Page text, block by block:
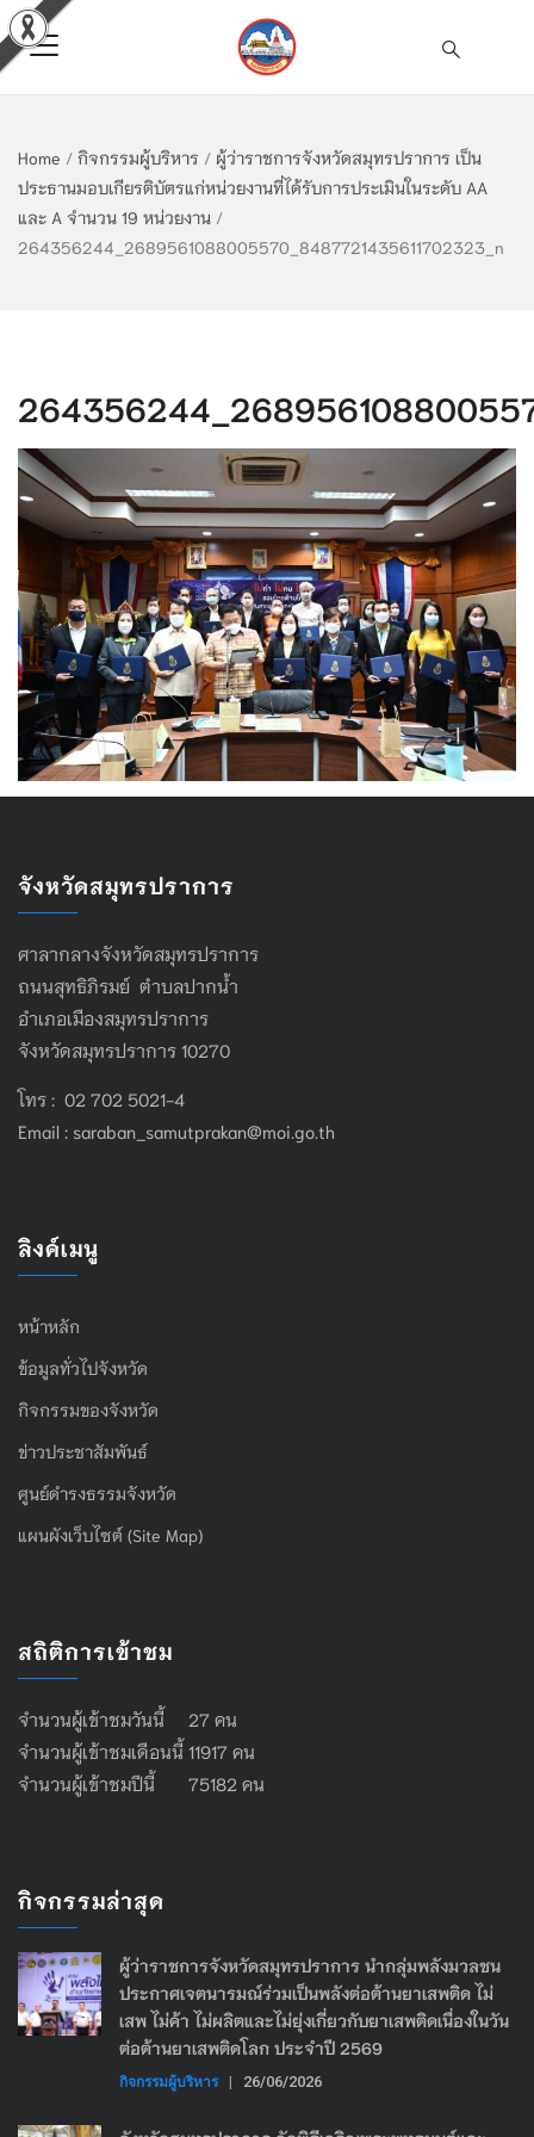
Home / กิจกรรมผู้บริหาร / ผู้ว่าราชการจังหวัดสมุทรปราการ เป็น
ประธานมอบเกียรติบัตรแก่หน่วยงานที่ได้รับการประเมินในระดับ AA
และ A จำนวน 19 หน่วยงาน /
264356244_2689561088005570_8487721435611702323_n
จังหวัดสมุทรปราการ
ศาลากลางจังหวัดสมุทรปราการ
ถนนสุทธิภิรมย์ ตำบลปากน้ำ
อำเภอเมืองสมุทรปราการ
จังหวัดสมุทรปราการ 10270
โทร : 02 702 5021-4
Email : saraban_samutprakan@moi.go.th
ลิงค์เมนู
หน้าหลัก
ข้อมูลทั่วไปจังหวัด
กิจกรรมของจังหวัด
ข่าวประชาสัมพันธ์
ศูนย์ดำรงธรรมจังหวัด
แผนผังเว็บไซต์ (Site Map)
สถิติการเข้าชม
จำนวนผู้เข้าชมวันนี้ 27 คน
จำนวนผู้เข้าชมเดือนนี้ 11917 คน
จำนวนผู้เข้าชมปีนี้ 75182 คน
กิจกรรมล่าสุด
ผู้ว่าราชการจังหวัดสมุทรปราการ นำกลุ่มพลังมวลชน
ประกาศเจตนารมณ์ร่วมเป็นพลังต่อต้านยาเสพติด ไม่
เสพ ไม่ค้า ไม่ผลิตและไม่ยุ่งเกี่ยวกับยาเสพติดเนื่องในวัน
ต่อต้านยาเสพติดโลก ประจำปี 2569
กิจกรรมผู้บริหาร | 26/06/2026